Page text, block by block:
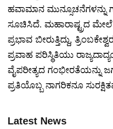
ಹವಾಮಾನ ಮುನ್ಸೂಚನೆಗಳನ್ನು
ಸೂಚಿಸಿದೆ. ಮಹಾರಾಷ್ಟ್ರದ ಮೇಲೆ
ಪ್ರಭಾವ ಬೀರುತ್ತಿದ್ದು,
ಪ್ರವಾಹ ಪರಿಸ್ಥಿತಿಯು
ವೈಪರೀತ್ಯದ ಗಂಭೀರತೆಯನ್ನು
ಪ್ರತಿಯೊಬ್ಬ ನಾಗರಿಕನೂ
Latest News